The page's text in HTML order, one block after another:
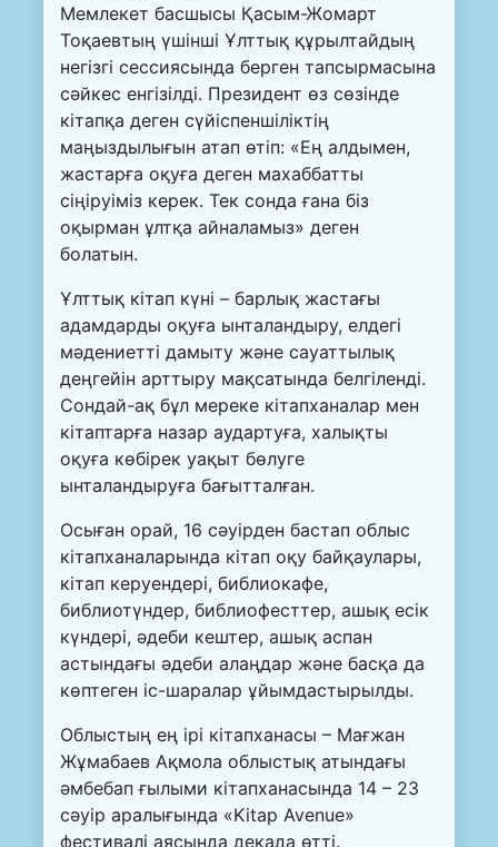
Мемлекет басшысы Қасым-Жомарт
Тоқаевтың үшінші Ұлттық құрылтайдың
негізгі сессиясында берген тапсырмасына
сәйкес енгізілді. Президент өз сөзінде
кітапқа деген сүйіспеншіліктің
маңыздылығын атап өтіп: «Ең алдымен,
жастарға оқуға деген махаббатты
сіңіруіміз керек. Тек сонда ғана біз
оқырман ұлтқа айналамыз» деген
болатын.
Ұлттық кітап күні – барлық жастағы
адамдарды оқуға ынталандыру, елдегі
мәдениетті дамыту және сауаттылық
деңгейін арттыру мақсатында белгіленді.
Сондай-ақ бұл мереке кітапханалар мен
кітаптарға назар аудартуға, халықты
оқуға көбірек уақыт бөлуге
ынталандыруға бағытталған.
Осыған орай, 16 сәуірден бастап облыс
кітапханаларында кітап оқу байқаулары,
кітап керуендері, библиокафе,
библиотүндер, библиофесттер, ашық есік
күндері, әдеби кештер, ашық аспан
астындағы әдеби алаңдар және басқа да
көптеген іс-шаралар ұйымдастырылды.
Облыстың ең ірі кітапханасы – Мағжан
Жұмабаев Ақмола облыстық атындағы
әмбебап ғылыми кітапханасында 14 – 23
сәуір аралығында «Kitap Avenue»
фестивалі аясында декада өтті.